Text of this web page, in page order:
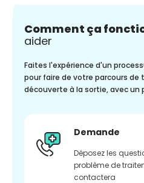
Comment ça
aider
Faites l'expérience d'un
pour faire de votre parcours
découverte à la sortie, avec un
Demande
Déposez les
problème de
contactera